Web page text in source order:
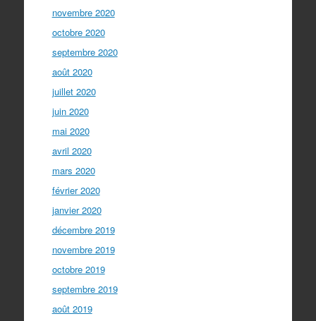
novembre 2020
octobre 2020
septembre 2020
août 2020
juillet 2020
juin 2020
mai 2020
avril 2020
mars 2020
février 2020
janvier 2020
décembre 2019
novembre 2019
octobre 2019
septembre 2019
août 2019